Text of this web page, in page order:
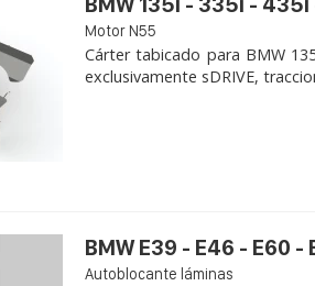
Motor N55
Cárter tabicado para BMW
exclusivamente sDRIVE,
BMW E39 - E46 - E60
Autoblocante láminas